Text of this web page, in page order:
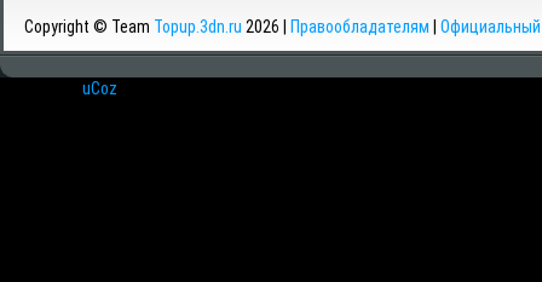
Copyright © Team Topup.3dn.ru 2026 | Правообладателям Официальный
uCoz